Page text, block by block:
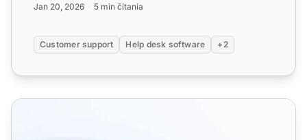
Jan 20, 2026 5 min čítania
Customer support Help desk software +2
Funkcie agentov